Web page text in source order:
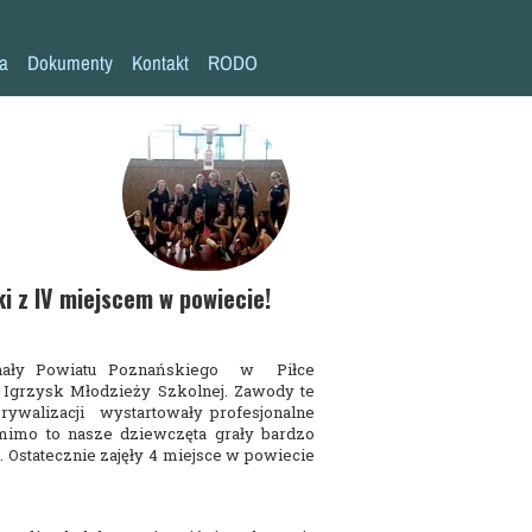
Powiatu Poznańskiego w Piłce
Młodzieży Szkolnej. Zawody te
wystartowały profesjonalne
to nasze dziewczęta grały bardzo
zajęły 4 miejsce w powiecie
z IV miejscem w powiecie!
Dokumenty
Statut szkoły
Plan pracy szkoły
Wymagania edukacyjne
Program wychowawczo-profilaktyczny
Procedura bezpieczeństwa/Covid-19
Deklaracja dostępności
Standardy Ochrony Małoletnich
Kontakt RODO